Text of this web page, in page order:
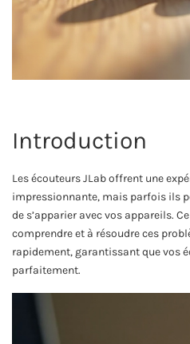
Introduction
Les écouteurs JLab offrent une
impressionnante, mais parfois ils
de s’apparier avec vos appareils.
comprendre et à résoudre ces
rapidement, garantissant que vos
parfaitement.